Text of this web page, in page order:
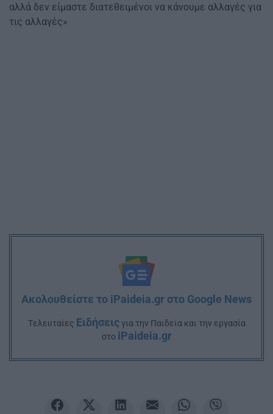
αλλά δεν είμαστε διατεθειμένοι να κάνουμε αλλαγές για
τις αλλαγές»
Ακολουθείστε το iPaideia.gr στο Google News
Tελευταίες Ειδήσειςγια την Παιδεία και την εργασία
στο iPaideia.gr